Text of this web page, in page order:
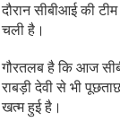
दौरान सीबीआई की
चली है।
गौरतलब है कि आज
राबड़ी देवी से भी
खत्म हुई है।